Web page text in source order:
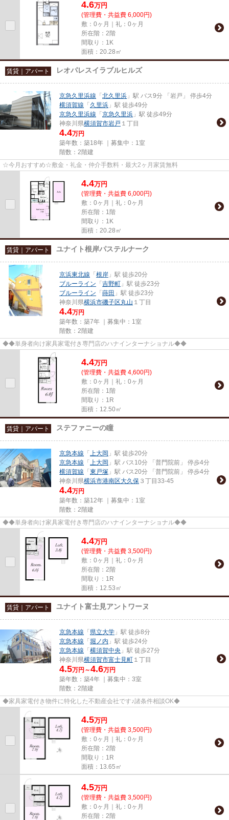
4.6万円
(管理費・共益費 6,000円)
敷：0ヶ月｜礼：0ヶ月
所在階：2階
間取り：1K
面積：20.28㎡
賃貸｜アパート レオパレスイラブルヒルズ
京急久里浜線 「 北久里浜 」駅 バス9分 「岩戸」 停歩4分
横須賀線 「 久里浜 」駅 徒歩49分
京急久里浜線 「 京急久里浜 」駅 徒歩49分
神奈川県横須賀市岩戸 １丁目
4.4万円
築年数：築18年 ｜募集中： 1室
階数：2階建
☆今月おすすめ☆敷金・礼金・仲介手数料・最大2ヶ月家賃無料
4.4万円
(管理費・共益費 6,000円)
敷：0ヶ月｜礼：0ヶ月
所在階：1階
間取り：1K
面積：20.28㎡
賃貸｜アパート ユナイト根岸パステルナーク
京浜東北線 「 根岸 」駅 徒歩20分
ブルーライン 「 吉野町 」駅 徒歩23分
ブルーライン 「 蒔田 」駅 徒歩23分
神奈川県横浜市磯子区丸山 １丁目
4.4万円
築年数：築7年 ｜募集中： 1室
階数：2階建
◆◆単身者向け家具家電付き専門店のハナインターナショナル◆◆
4.4万円
(管理費・共益費 4,600円)
敷：0ヶ月｜礼：0ヶ月
所在階：1階
間取り：1R
面積：12.50㎡
賃貸｜アパート ステファニーの瞳
京急本線 「 上大岡 」駅 徒歩20分
京急本線 「 上大岡 」駅 バス10分 「普門院前」 停歩4分
横須賀線 「 東戸塚 」駅 バス20分 「普門院前」 停歩4分
神奈川県横浜市港南区大久保 ３丁目33-45
4.4万円
築年数：築12年 ｜募集中： 1室
階数：2階建
◆◆単身者向け家具家電付き専門店のハナインターナショナル◆◆
4.4万円
(管理費・共益費 3,500円)
敷：0ヶ月｜礼：0ヶ月
所在階：2階
間取り：1R
面積：12.53㎡
賃貸｜アパート ユナイト富士見アントワーヌ
京急本線 「 県立大学 」駅 徒歩8分
京急本線 「 堀ノ内 」駅 徒歩24分
京急本線 「 横須賀中央 」駅 徒歩27分
神奈川県横須賀市富士見町 １丁目
4.5万円～4.6万円
築年数：築4年 ｜募集中： 3室
階数：2階建
◆家具家電付き物件に特化した不動産会社です♪諸条件相談OK◆
4.5万円
(管理費・共益費 3,500円)
敷：0ヶ月｜礼：0ヶ月
所在階：2階
間取り：1R
面積：13.65㎡
4.5万円
(管理費・共益費 3,500円)
敷：0ヶ月｜礼：0ヶ月
所在階：2階